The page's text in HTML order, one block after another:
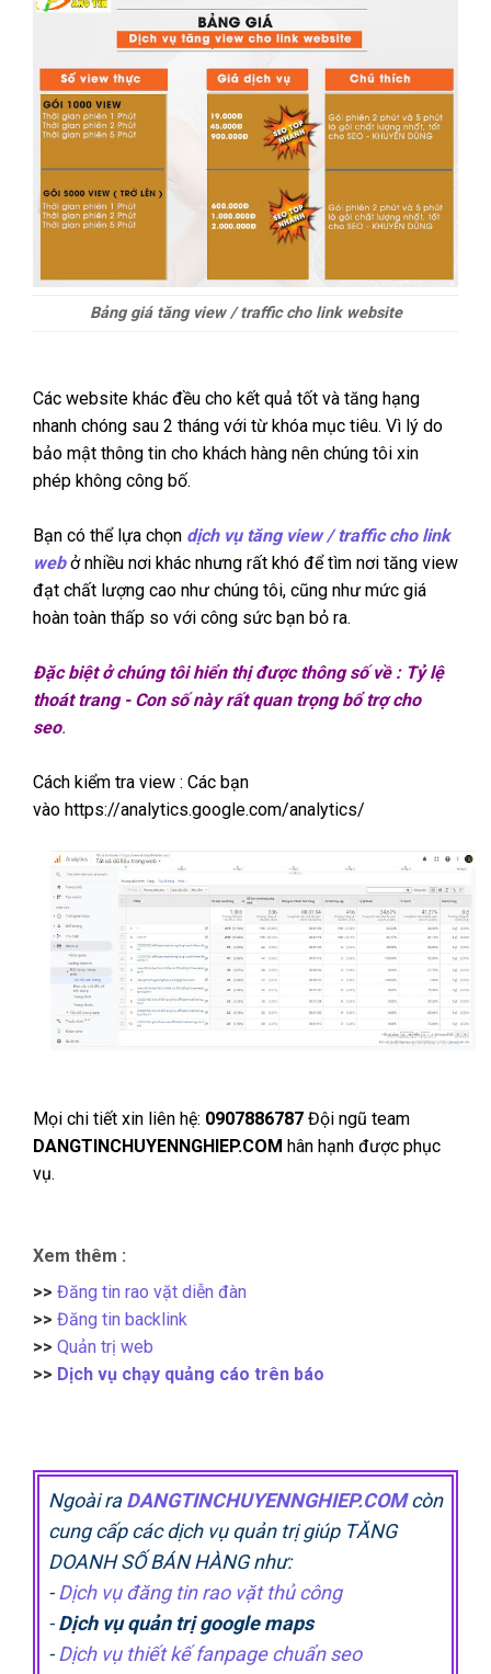
Bảng giá tăng view / traffic cho link website
Các website khác đều cho kết quả tốt và tăng hạng
nhanh chóng sau 2 tháng với từ khóa mục tiêu. Vì lý do
bảo mật thông tin cho khách hàng nên chúng tôi xin
phép không công bố.
Bạn có thể lựa chọn dịch vụ tăng view / traffic cho link
webở nhiều nơi khác nhưng rất khó để tìm nơi tăng view
đạt chất lượng cao như chúng tôi, cũng như mức giá
hoàn toàn thấp so với công sức bạn bỏ ra.
Đặc biệt ở chúng tôi hiển thị được thông số về : Tỷ lệ
thoát trang - Con số này rất quan trọng bổ trợ cho
seo.
Cách kiểm tra view : Các bạn
vào https://analytics.google.com/analytics/
Mọi chi tiết xin liên hệ: 0907886787 Đội ngũ team
DANGTINCHUYENNGHIEP.COM hân hạnh được phục
vụ.
Xem thêm :
>> Đăng tin rao vặt diễn đàn
>> Đăng tin backlink
>> Quản trị web
>> Dịch vụ chạy quảng cáo trên báo
Ngoài raDANGTINCHUYENNGHIEP.COMcòn
cung cấp các dịch vụ quản trị giúp TĂNG
DOANH SỐ BÁN HÀNG như:
-Dịch vụ đăng tin rao vặt thủ công
-Dịch vụ quản trị google maps
-Dịch vụ thiết kế fanpage chuẩn seo